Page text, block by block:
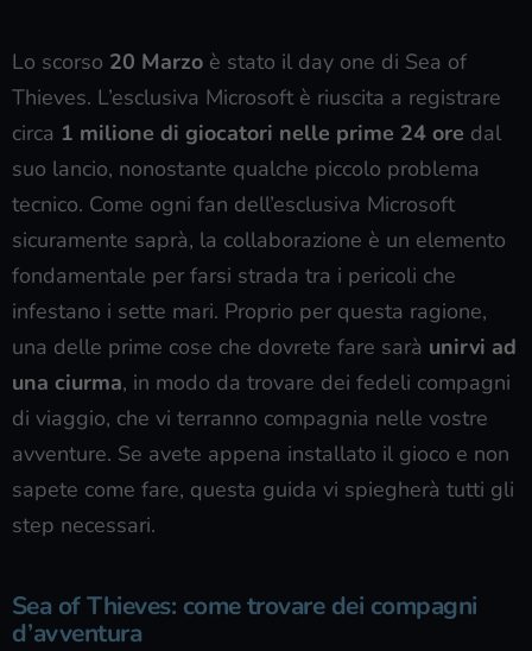
Lo scorso 20 Marzo è stato il day one di Sea of
Thieves. L’esclusiva Microsoft è riuscita a registrare
circa 1 milione di giocatori nelle prime 24 ore dal
suo lancio, nonostante qualche piccolo problema
tecnico. Come ogni fan dell’esclusiva Microsoft
sicuramente saprà, la collaborazione è un elemento
fondamentale per farsi strada tra i pericoli che
infestano i sette mari. Proprio per questa ragione,
una delle prime cose che dovrete fare sarà unirvi ad
una ciurma, in modo da trovare dei fedeli compagni
di viaggio, che vi terranno compagnia nelle vostre
avventure. Se avete appena installato il gioco e non
sapete come fare, questa guida vi spiegherà tutti gli
step necessari.
Sea of Thieves: come trovare dei compagni
d’avventura